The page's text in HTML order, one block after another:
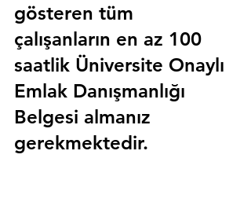
gösteren tüm
çalışanların en az 100
saatlik Üniversite Onaylı
Emlak Danışmanlığı
Belgesi almanız
gerekmektedir.